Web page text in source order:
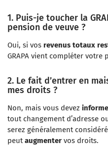
1. Puis-je toucher la
pension de veuve ?
Oui, si vos revenus totaux
GRAPA vient compléter votre
2. Le fait d’entrer en
mes droits ?
Non, mais vous devez
tout changement d’adresse
serez généralement
peutaugmenter vos droits.